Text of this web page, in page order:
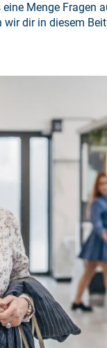
Menge Fragen
wir dir in diesem